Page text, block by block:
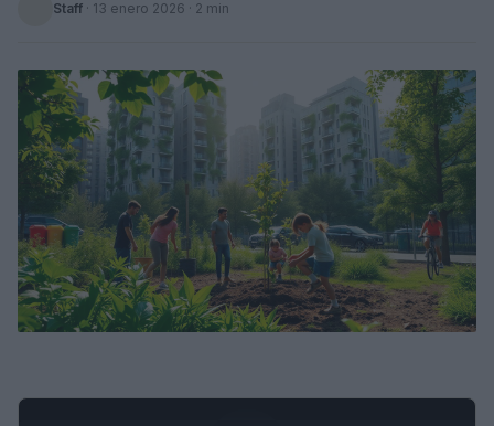
Staff · 13 enero 2026 · 2 min